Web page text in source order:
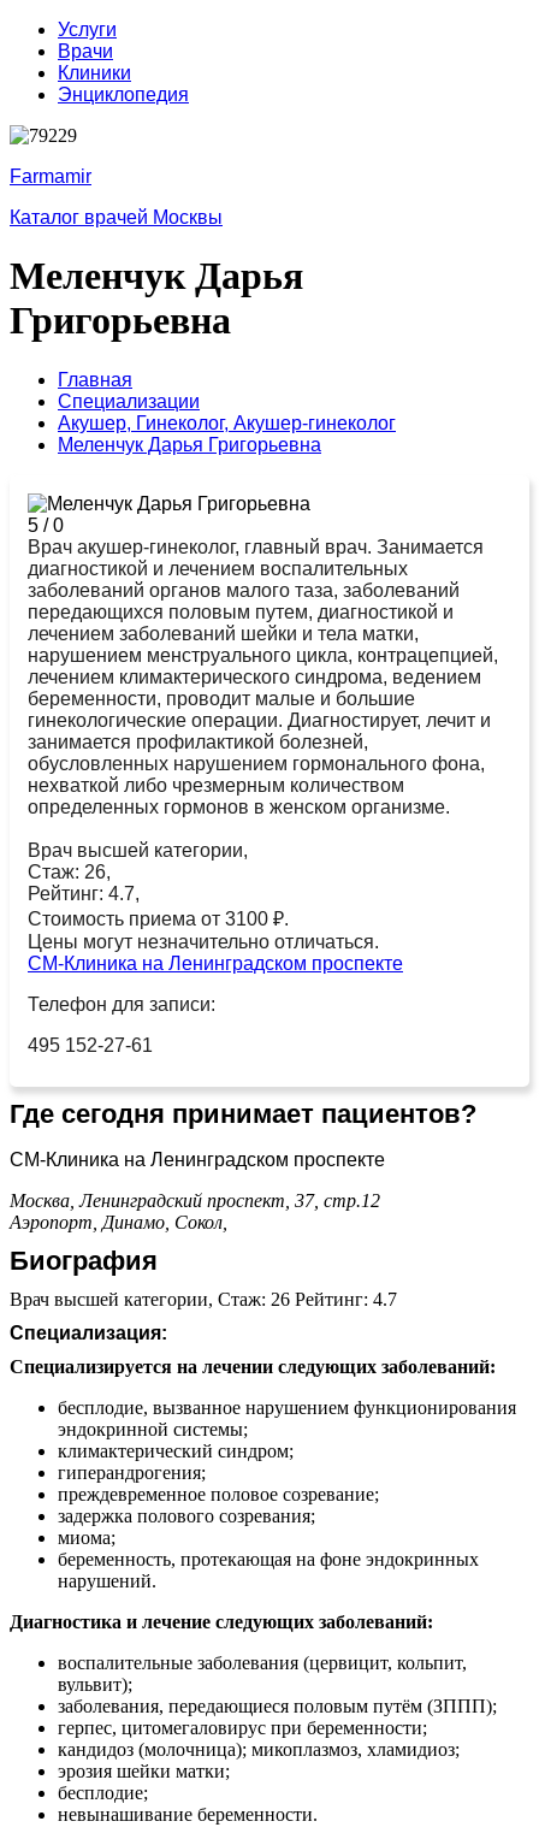
Услуги
Врачи
Клиники
Энциклопедия
Farmamir
Каталог врачей Москвы
Меленчук Дарья
Григорьевна
Главная
Специализации
Акушер, Гинеколог, Акушер-гинеколог
Меленчук Дарья Григорьевна
5 /0
Врач акушер-гинеколог, главный врач. Занимается
диагностикой и лечением воспалительных
заболеваний органов малого таза, заболеваний
передающихся половым путем, диагностикой и
лечением заболеваний шейки и тела матки,
нарушением менструального цикла, контрацепцией,
лечением климактерического синдрома, ведением
беременности, проводит малые и большие
гинекологические операции. Диагностирует, лечит и
занимается профилактикой болезней,
обусловленных нарушением гормонального фона,
нехваткой либо чрезмерным количеством
определенных гормонов в женском организме.
Врач высшей категории,
Стаж: 26,
Рейтинг: 4.7,
Стоимость приема от 3100 ₽.
Цены могут незначительно отличаться.
СМ-Клиника на Ленинградском проспекте
Телефон для записи:
495 152-27-61
Где сегодня принимает пациентов?
СМ-Клиника на Ленинградском проспекте
Москва, Ленинградский проспект, 37, стр.12
Аэропорт, Динамо, Сокол,
Биография
Врач высшей категории, Стаж: 26 Рейтинг: 4.7
Специализация:
Специализируется на лечении следующих заболеваний:
бесплодие, вызванное нарушением функционирования
эндокринной системы;
климактерический синдром;
гиперандрогения;
преждевременное половое созревание;
задержка полового созревания;
миома;
беременность, протекающая на фоне эндокринных
нарушений.
Диагностика и лечение следующих заболеваний:
воспалительные заболевания (цервицит, кольпит,
вульвит);
заболевания, передающиеся половым путём (ЗППП);
герпес, цитомегаловирус при беременности;
кандидоз (молочница); микоплазмоз, хламидиоз;
эрозия шейки матки;
бесплодие;
невынашивание беременности.